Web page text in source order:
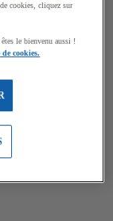
cookies, cliquez sur
le bienvenu aussi !
cookies.